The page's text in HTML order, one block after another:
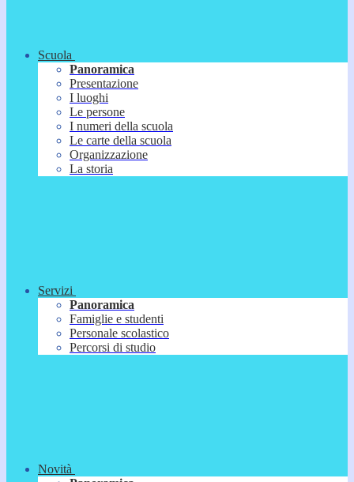
Scuola
Panoramica
Presentazione
I luoghi
Le persone
I numeri della scuola
Le carte della scuola
Organizzazione
La storia
Servizi
Panoramica
Famiglie e studenti
Personale scolastico
Percorsi di studio
Novità